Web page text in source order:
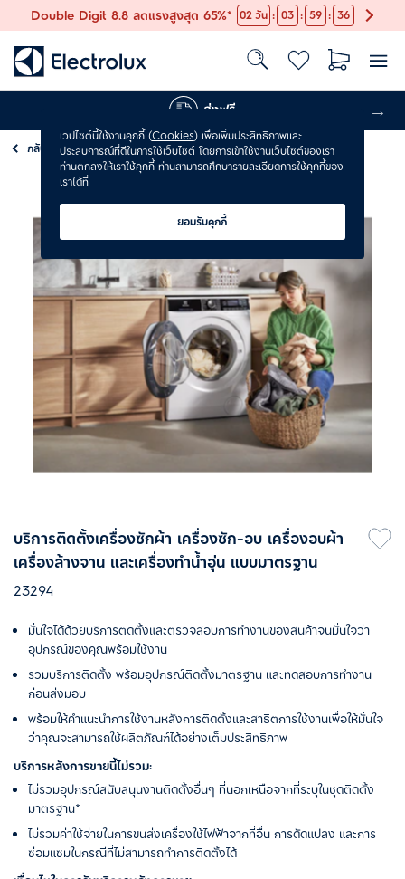
Double Digit 8.8 ลดแรงสูงสุด 65%* 02วัน : 03 : 59 : 35
ส่งฟรี
กลับ บริการติดตั้ง
บริการติดตั้งเครื่องซักผ้า เครื่องซัก-อบ เครื่องอบผ้า
เครื่องล้างจาน และเครื่องทำน้ำอุ่น แบบมาตรฐาน
23294
มั่นใจได้ด้วยบริการติดตั้งและตรวจสอบการทำงานของสินค้าจนมั่นใจว่า
อุปกรณ์ของคุณพร้อมใช้งาน
รวมบริการติดตั้ง พร้อมอุปกรณ์ติดตั้งมาตรฐาน และทดสอบการทำงาน
ก่อนส่งมอบ
พร้อมให้คำแนะนำการใช้งานหลังการติดตั้งและสาธิตการใช้งานเพื่อให้มั่นใจ
ว่าคุณจะสามารถใช้ผลิตภัณฑ์ได้อย่างเต็มประสิทธิภาพ
บริการหลังการขายนี้ไม่รวม:
ไม่รวมอุปกรณ์สนับสนุนงานติดตั้งอื่นๆ ที่นอกเหนือจากที่ระบุในชุดติดตั้ง
มาตรฐาน*
ไม่รวมค่าใช้จ่ายในการขนส่งเครื่องใช้ไฟฟ้าจากที่อื่น การดัดแปลง และการ
ซ่อมแซมในกรณีที่ไม่สามารถทำการติดตั้งได้
เวปไซต์นี้ใช้งานคุกกี้ (Cookies) เพื่อเพิ่มประสิทธิภาพและ
ประสบการณ์ที่ดีในการใช้เว็บไซต์ โดยการเข้าใช้งานเว็บไซต์ของเรา
ท่านตกลงให้เราใช้คุกกี้ ท่านสามารถศึกษารายละเอียดการใช้คุกกี้ของ
เราได้ที่
ยอมรับคุกกี้